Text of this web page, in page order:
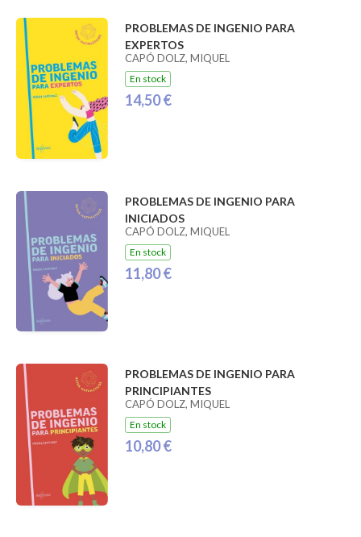
PROBLEMAS DE INGENIO PARA
EXPERTOS
CAPÓ DOLZ, MIQUEL
En stock
14,50 €
PROBLEMAS DE INGENIO PARA
INICIADOS
CAPÓ DOLZ, MIQUEL
En stock
11,80 €
PROBLEMAS DE INGENIO PARA
PRINCIPIANTES
CAPÓ DOLZ, MIQUEL
En stock
10,80 €